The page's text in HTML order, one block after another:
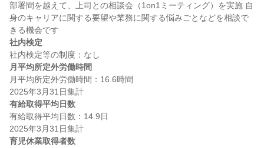
部署間を越えて、上司との相談会（1on1ミーティング）を実施 自
身のキャリアに関する要望や業務に関する悩みごとなどを相談で
社内検定
月平均所定外労働時間
月平均所定外労働時間：16.6時間
有給取得平均日数
有給取得平均日数：14.9日
育児休業取得者数